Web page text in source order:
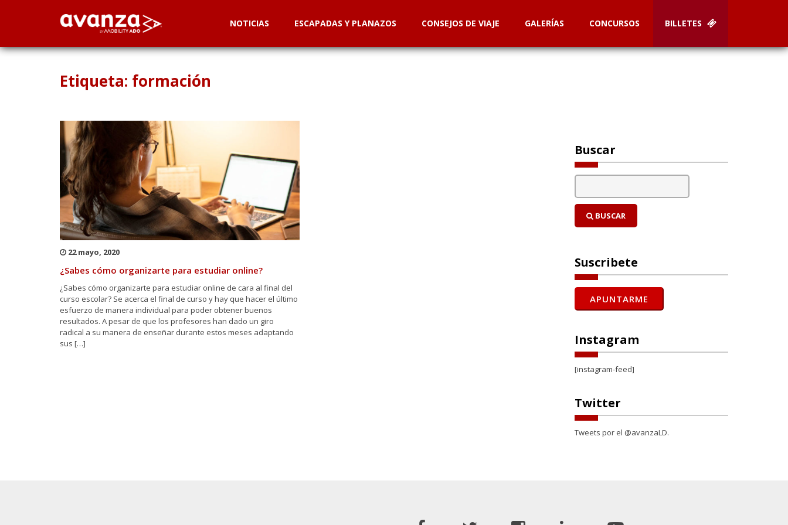
NOTICIAS ESCAPADAS Y PLANAZOS CONSEJOS DE VIAJE GALERÍAS CONCURSOS BILLETES
Etiqueta: formación
22 mayo, 2020
¿Sabes cómo organizarte para estudiar online?
¿Sabes cómo organizarte para estudiar online de cara al final del
curso escolar? Se acerca el final de curso y hay que hacer el último
esfuerzo de manera individual para poder obtener buenos
resultados. A pesar de que los profesores han dado un giro
radical a su manera de enseñar durante estos meses adaptando
sus […]
Buscar
BUSCAR
Suscribete
Instagram
[instagram-feed]
Twitter
Tweets por el @avanzaLD.